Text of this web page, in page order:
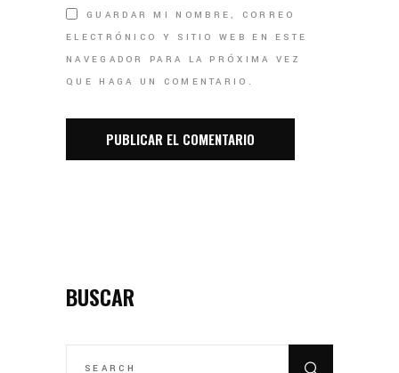
GUARDAR MI NOMBRE, CORREO
ELECTRÓNICO Y SITIO WEB EN ESTE
NAVEGADOR PARA LA PRÓXIMA VEZ
QUE HAGA UN COMENTARIO.
BUSCAR